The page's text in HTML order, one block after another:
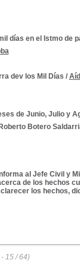
días en el Istmo de
dev los Mil Días /
de Junio, Julio y
Botero
al Jefe Civil y
de los hechos
los hechos,
15 / 64)